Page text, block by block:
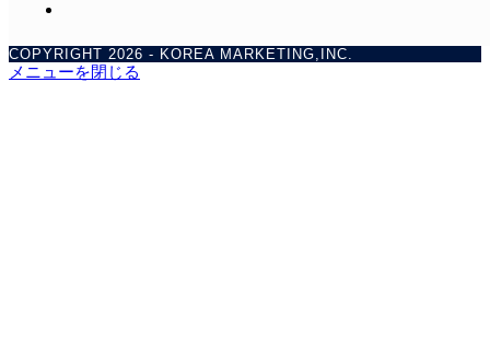
COPYRIGHT 2026 - KOREA MARKETING,INC.
メニューを閉じる